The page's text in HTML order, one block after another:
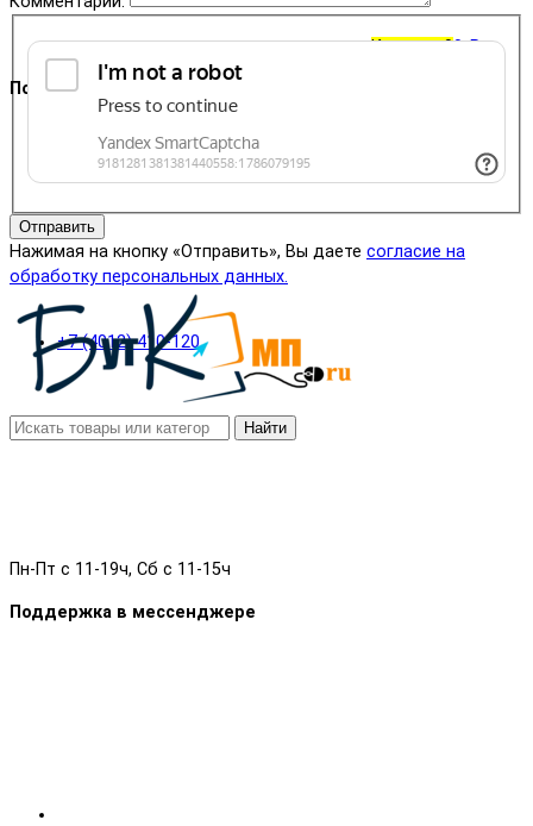
Корзина 00 ₽
Поддержка
+7 (4012) 410-120
Пн-Пт с 11-19ч, Сб с 11-15ч
Поддержка в мессенджере
Отправить
Нажимая на кнопку «Отправить», Вы даете согласие на
обработку персональных данных.
Найти